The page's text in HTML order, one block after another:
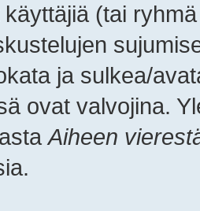
(tai
ja sulkea/
ovat valvojina.
Aiheen